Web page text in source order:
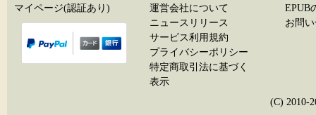
マイページ(認証あり)
運営会社について
ニュースリリース
サービス利用規約
プライバシーポリシー
特定商取引法に基づく
表示
EPUB
お問
(C) 2010-